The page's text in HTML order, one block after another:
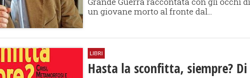
un giovane morto al fronte dal...
LIBRI
Hasta la sconfitta, siempre? Di